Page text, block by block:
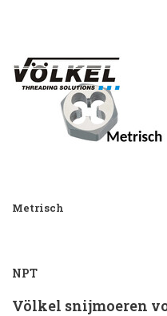
Metrisch
NPT
Völkel snijmoeren